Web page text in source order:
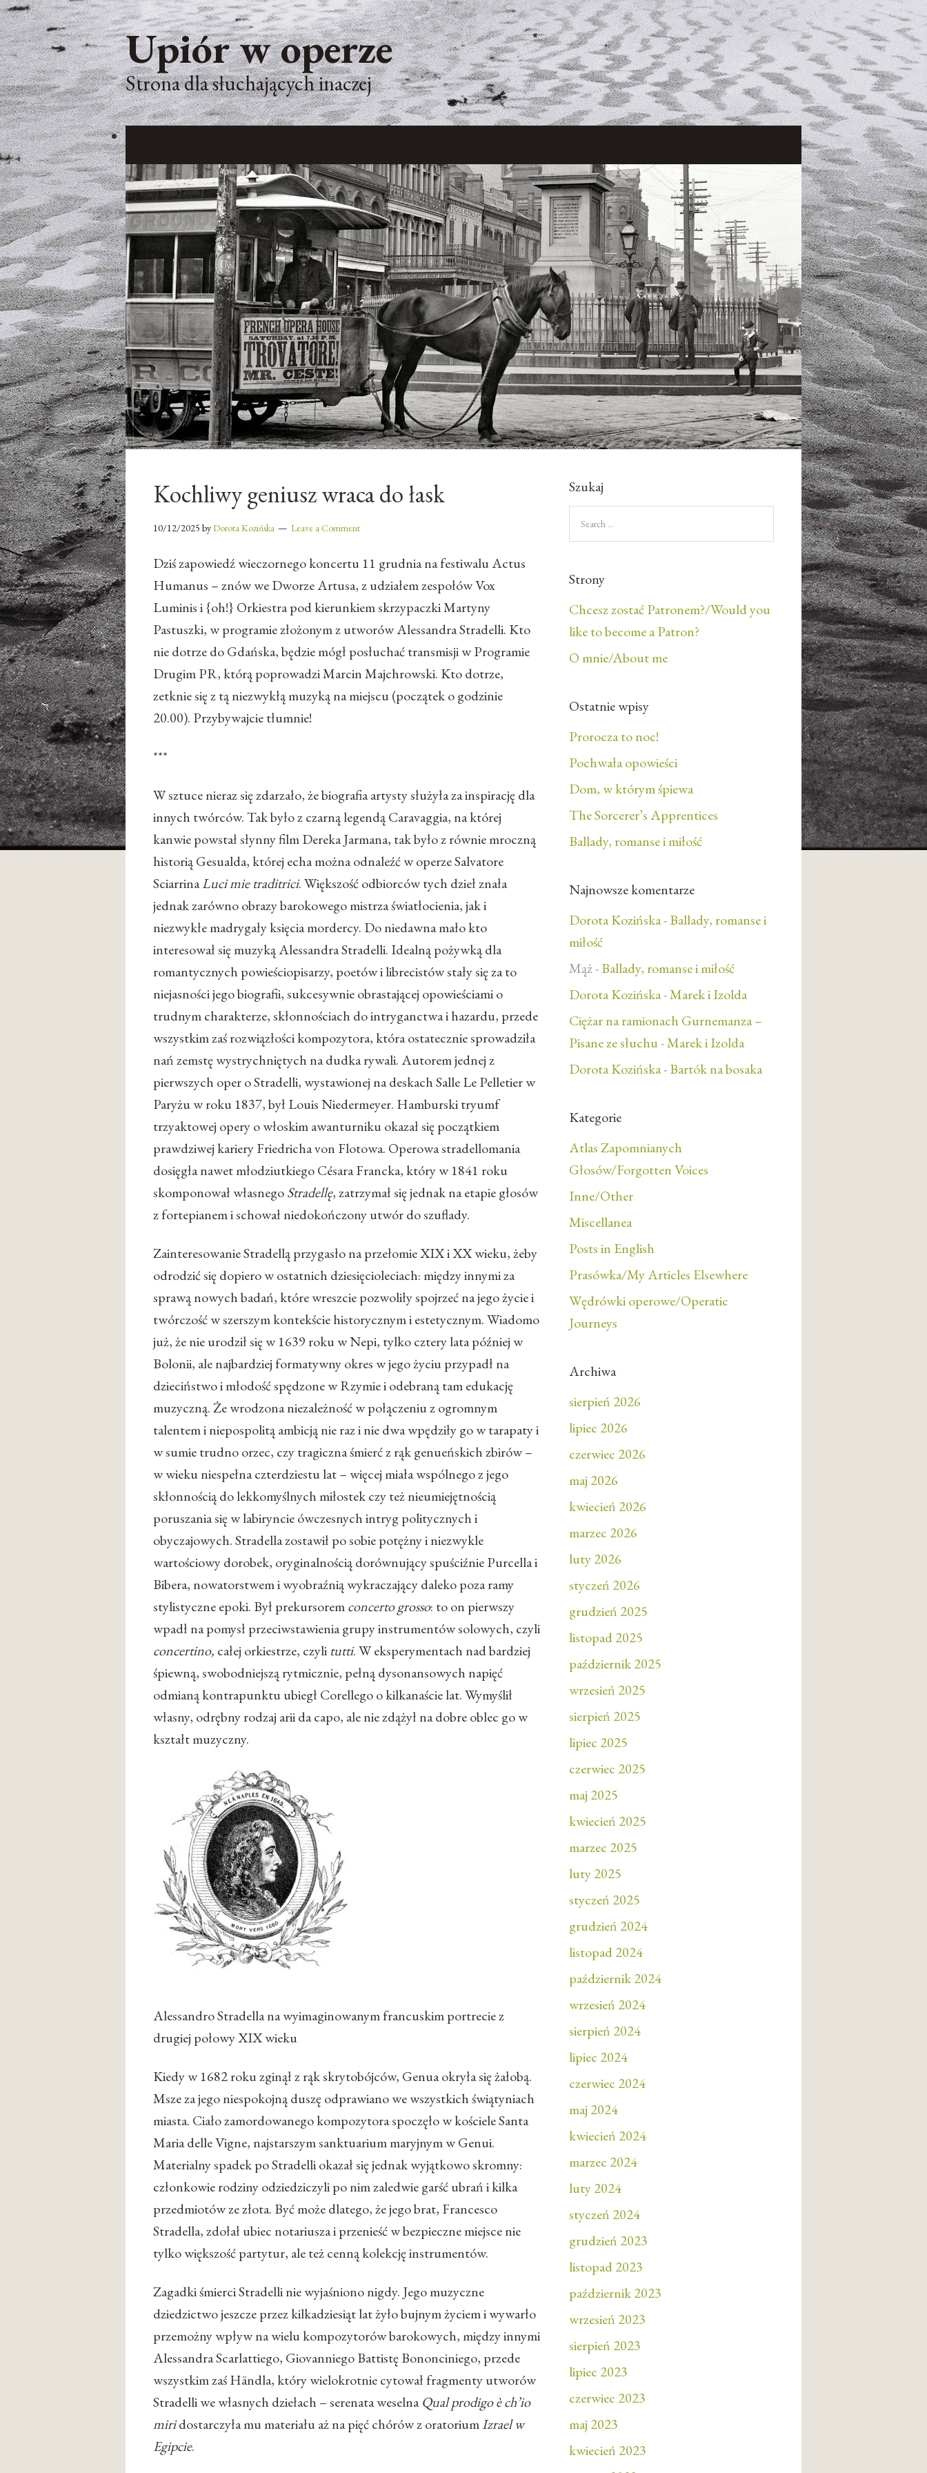
Upiór w operze
Strona dla słuchających inaczej
Kochliwy geniusz wraca do łask
10/12/2025 byDorota Kozińska Leave a Comment
Dziś zapowiedź wieczornego koncertu 11 grudnia na festiwalu Actus
Humanus – znów we Dworze Artusa, z udziałem zespołów Vox
Luminis i {oh!} Orkiestra pod kierunkiem skrzypaczki Martyny
Pastuszki, w programie złożonym z utworów Alessandra Stradelli. Kto
nie dotrze do Gdańska, będzie mógł posłuchać transmisji w Programie
Drugim PR, którą poprowadzi Marcin Majchrowski. Kto dotrze,
zetknie się z tą niezwykłą muzyką na miejscu (początek o godzinie
20.00). Przybywajcie tłumnie!
***
W sztuce nieraz się zdarzało, że biografia artysty służyła za inspirację dla
innych twórców. Tak było z czarną legendą Caravaggia, na której
kanwie powstał słynny film Dereka Jarmana, tak było z równie mroczną
historią Gesualda, której echa można odnaleźć w operze Salvatore
SciarrinaLuci mie traditrici. Większość odbiorców tych dzieł znała
jednak zarówno obrazy barokowego mistrza światłocienia, jak i
niezwykłe madrygały księcia mordercy. Do niedawna mało kto
interesował się muzyką Alessandra Stradelli. Idealną pożywką dla
romantycznych powieściopisarzy, poetów i librecistów stały się za to
niejasności jego biografii, sukcesywnie obrastającej opowieściami o
trudnym charakterze, skłonnościach do intryganctwa i hazardu, przede
wszystkim zaś rozwiązłości kompozytora, która ostatecznie sprowadziła
nań zemstę wystrychniętych na dudka rywali. Autorem jednej z
pierwszych oper o Stradelli, wystawionej na deskach Salle Le Pelletier w
Paryżu w roku 1837, był Louis Niedermeyer. Hamburski tryumf
trzyaktowej opery o włoskim awanturniku okazał się początkiem
prawdziwej kariery Friedricha von Flotowa. Operowa stradellomania
dosięgła nawet młodziutkiego Césara Francka, który w 1841 roku
skomponował własnegoStradellę, zatrzymał się jednak na etapie głosów
z fortepianem i schował niedokończony utwór do szuflady.
Zainteresowanie Stradellą przygasło na przełomie XIX i XX wieku, żeby
odrodzić się dopiero w ostatnich dziesięcioleciach: między innymi za
sprawą nowych badań, które wreszcie pozwoliły spojrzeć na jego życie i
twórczość w szerszym kontekście historycznym i estetycznym. Wiadomo
już, że nie urodził się w 1639 roku w Nepi, tylko cztery lata później w
Bolonii, ale najbardziej formatywny okres w jego życiu przypadł na
dzieciństwo i młodość spędzone w Rzymie i odebraną tam edukację
muzyczną. Że wrodzona niezależność w połączeniu z ogromnym
talentem i niepospolitą ambicją nie raz i nie dwa wpędziły go w tarapaty i
w sumie trudno orzec, czy tragiczna śmierć z rąk genueńskich zbirów –
w wieku niespełna czterdziestu lat – więcej miała wspólnego z jego
skłonnością do lekkomyślnych miłostek czy też nieumiejętnością
poruszania się w labiryncie ówczesnych intryg politycznych i
obyczajowych. Stradella zostawił po sobie potężny i niezwykle
wartościowy dorobek, oryginalnością dorównujący spuściźnie Purcella i
Bibera, nowatorstwem i wyobraźnią wykraczający daleko poza ramy
stylistyczne epoki. Był prekursoremconcerto grosso: to on pierwszy
wpadł na pomysł przeciwstawienia grupy instrumentów solowych, czyli
concertino, całej orkiestrze, czyli tutti. W eksperymentach nad bardziej
śpiewną, swobodniejszą rytmicznie, pełną dysonansowych napięć
odmianą kontrapunktu ubiegł Corellego o kilkanaście lat. Wymyślił
własny, odrębny rodzaj arii da capo, ale nie zdążył na dobre oblec go w
kształt muzyczny.
Alessandro Stradella na wyimaginowanym francuskim portrecie z
drugiej połowy XIX wieku
Kiedy w 1682 roku zginął z rąk skrytobójców, Genua okryła się żałobą.
Msze za jego niespokojną duszę odprawiano we wszystkich świątyniach
miasta. Ciało zamordowanego kompozytora spoczęło w kościele Santa
Maria delle Vigne, najstarszym sanktuarium maryjnym w Genui.
Materialny spadek po Stradelli okazał się jednak wyjątkowo skromny:
członkowie rodziny odziedziczyli po nim zaledwie garść ubrań i kilka
przedmiotów ze złota. Być może dlatego, że jego brat, Francesco
Stradella, zdołał ubiec notariusza i przenieść w bezpieczne miejsce nie
tylko większość partytur, ale też cenną kolekcję instrumentów.
Zagadki śmierci Stradelli nie wyjaśniono nigdy. Jego muzyczne
dziedzictwo jeszcze przez kilkadziesiąt lat żyło bujnym życiem i wywarło
przemożny wpływ na wielu kompozytorów barokowych, między innymi
Alessandra Scarlattiego, Giovanniego Battistę Bononciniego, przede
wszystkim zaś Händla, który wielokrotnie cytował fragmenty utworów
Stradelli we własnych dziełach – serenata weselnaQual prodigo è ch’io
miridostarczyła mu materiału aż na pięć chórów z oratoriumIzrael w
Egipcie.
Szukaj
Strony
Chcesz zostać Patronem?/Would you
like to become a Patron?
O mnie/About me
Ostatnie wpisy
Prorocza to noc!
Pochwała opowieści
Dom, w którym śpiewa
The Sorcerer’s Apprentices
Ballady, romanse i miłość
Najnowsze komentarze
Dorota Kozińska-Ballady, romanse i
miłość
Mąż-Ballady, romanse i miłość
Dorota Kozińska-Marek i Izolda
Ciężar na ramionach Gurnemanza –
Pisane ze słuchu-Marek i Izolda
Dorota Kozińska-Bartók na bosaka
Kategorie
Atlas Zapomnianych
Głosów/Forgotten Voices
Inne/Other
Miscellanea
Posts in English
Prasówka/My Articles Elsewhere
Wędrówki operowe/Operatic
Journeys
Archiwa
sierpień 2026
lipiec 2026
czerwiec 2026
maj 2026
kwiecień 2026
marzec 2026
luty 2026
styczeń 2026
grudzień 2025
listopad 2025
październik 2025
wrzesień 2025
sierpień 2025
lipiec 2025
czerwiec 2025
maj 2025
kwiecień 2025
marzec 2025
luty 2025
styczeń 2025
grudzień 2024
listopad 2024
październik 2024
wrzesień 2024
sierpień 2024
lipiec 2024
czerwiec 2024
maj 2024
kwiecień 2024
marzec 2024
luty 2024
styczeń 2024
grudzień 2023
listopad 2023
październik 2023
wrzesień 2023
sierpień 2023
lipiec 2023
czerwiec 2023
maj 2023
kwiecień 2023